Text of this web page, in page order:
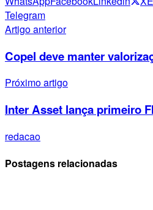
Telegram
Artigo anterior
Copel deve manter
Próximo artigo
Inter Asset lança primeiro
redacao
Postagens relacionadas